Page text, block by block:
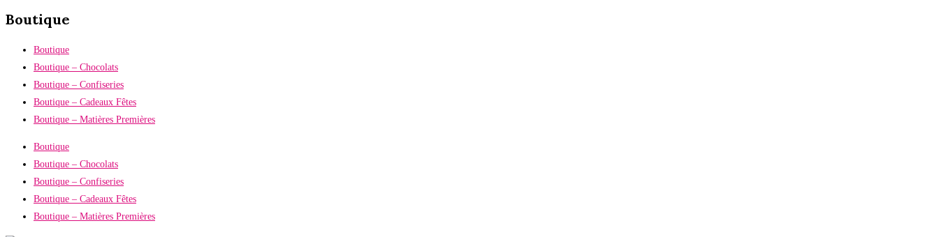
Boutique
Boutique
Boutique – Chocolats
Boutique – Confiseries
Boutique – Cadeaux Fêtes
Boutique – Matières Premières
Boutique
Boutique – Chocolats
Boutique – Confiseries
Boutique – Cadeaux Fêtes
Boutique – Matières Premières